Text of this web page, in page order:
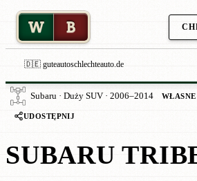
W B
🇩🇪 guteautoschlechteauto.de
Subaru · Duży SUV · 2006–2014
UDOSTĘPNIJ
SUBARU